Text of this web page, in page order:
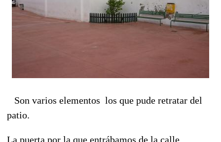
Son varios elementos los que pude retratar del
patio.
La puerta por la que entrábamos de la calle